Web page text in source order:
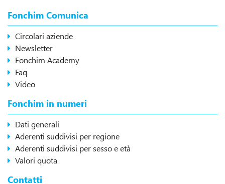
Fonchim Comunica
Circolari aziende
Newsletter
Fonchim Academy
Faq
Video
Fonchim in numeri
Dati generali
Aderenti suddivisi per regione
Aderenti suddivisi per sesso e età
Valori quota
Contatti